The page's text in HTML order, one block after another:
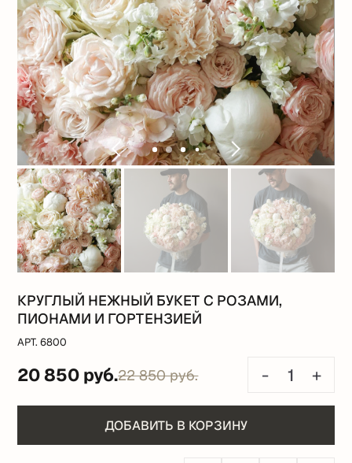
КРУГЛЫЙ НЕЖНЫЙ БУКЕТ С РОЗАМИ,
ПИОНАМИ И ГОРТЕНЗИЕЙ
АРТ. 6800
20 850 руб.22 850 руб. - +
ДОБАВИТЬ В КОРЗИНУ